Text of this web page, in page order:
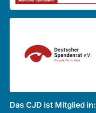
Das CJD ist Mitglied in: